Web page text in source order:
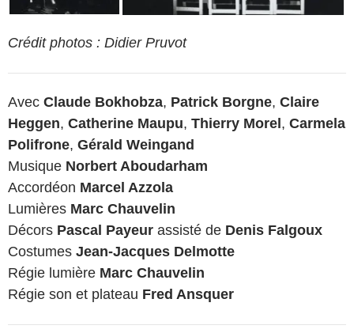
Crédit photos : Didier Pruvot
Avec Claude Bokhobza, Patrick Borgne, Claire
Heggen, Catherine Maupu, Thierry Morel , Carmela
Polifrone, Gérald Weingand
Musique Norbert Aboudarham
Accordéon Marcel Azzola
Lumières Marc Chauvelin
Décors Pascal Payeur assisté de Denis Falgoux
Costumes Jean-Jacques Delmotte
Régie lumière Marc Chauvelin
Régie son et plateau Fred Ansquer